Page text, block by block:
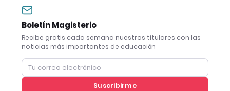
Boletín Magisterio
Recibe gratis cada semana nuestros titulares con las
noticias más importantes de educación
Suscribirme